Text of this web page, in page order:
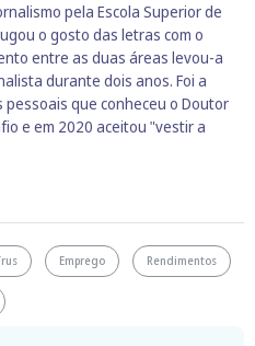
pela Escola Superior de
o gosto das letras com o
entre as duas áreas levou-a
durante dois anos. Foi a
que conheceu o Doutor
e em 2020 aceitou "vestir a
Emprego Rendimentos